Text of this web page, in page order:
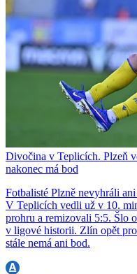
Divočina v Teplicích. Plzeň
nakonec má bod
Fotbalisté Plzně nevyhráli
V Teplicích vedli už v 10.
prohru a remizovali 5:5. Šlo
v ligové historii. Zlín opět
stále nemá ani bod.